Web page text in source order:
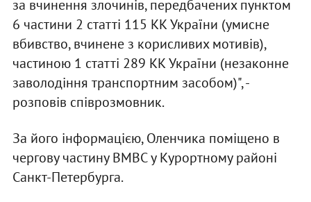
за вчинення злочинів, передбачених пунктом
6 частини 2 статті 115 КК України (умисне
вбивство, вчинене з корисливих мотивів),
частиною 1 статті 289 КК України (незаконне
заволодіння транспортним засобом)", -
розповів співрозмовник.
За його інформацією, Оленчика поміщено в
чергову частину ВМВС у Курортному районі
Санкт-Петербурга.